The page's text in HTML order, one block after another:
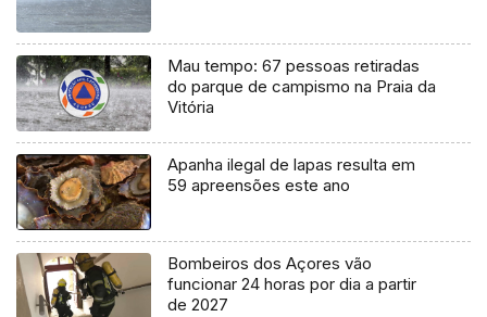
Mau tempo: 67 pessoas retiradas
do parque de campismo na Praia da
Vitória
Apanha ilegal de lapas resulta em
59 apreensões este ano
Bombeiros dos Açores vão
funcionar 24 horas por dia a partir
de 2027